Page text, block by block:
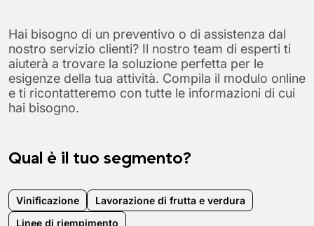
Hai bisogno di un preventivo o di assistenza dal
nostro servizio clienti? Il nostro team di esperti ti
aiuterà a trovare la soluzione perfetta per le
esigenze della tua attività. Compila il modulo online
e ti ricontatteremo con tutte le informazioni di cui
hai bisogno.
Qual è il tuo segmento?
Vinificazione
Lavorazione di frutta e verdura
Linee di riempimento